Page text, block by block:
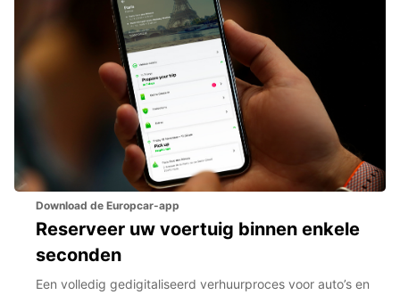
Download de Europcar-app
Reserveer uw voertuig binnen enkele
seconden
Een volledig gedigitaliseerd verhuurproces voor auto’s en